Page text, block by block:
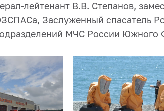
лейтенант В.В. Степанов,
Заслуженный спасатель
МЧС России Южного